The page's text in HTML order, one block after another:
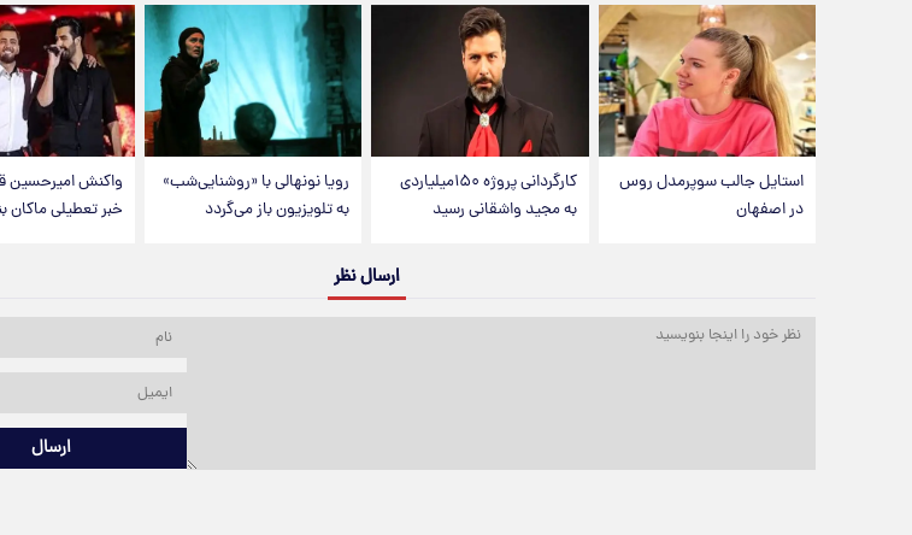
استایل جالب سوپرمدل روس
در اصفهان
کارگردانی پروژه ۱۵۰میلیاردی
به مجید واشقانی رسید
رویا نونهالی با «روشنایی‌شب»
به تلویزیون باز می‌گردد
واکنش امیرحسین
خبر تعطیلی
ارسال نظر
ارسال